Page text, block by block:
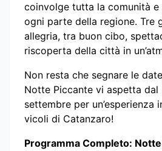
coinvolge tutta la comunità
ogni parte della regione. Tre
allegria, tra buon cibo,
riscoperta della città in
Non resta che segnare le
Notte Piccante vi aspetta dal
settembre per un’esperienza
vicoli di Catanzaro!
Programma Completo: